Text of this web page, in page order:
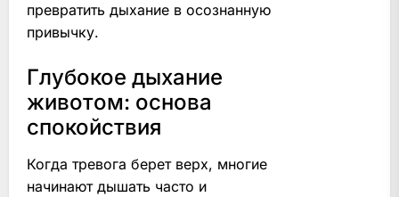
превратить дыхание в осознанную
привычку.
Глубокое дыхание
животом: основа
спокойствия
Когда тревога берет верх, многие
начинают дышать часто и